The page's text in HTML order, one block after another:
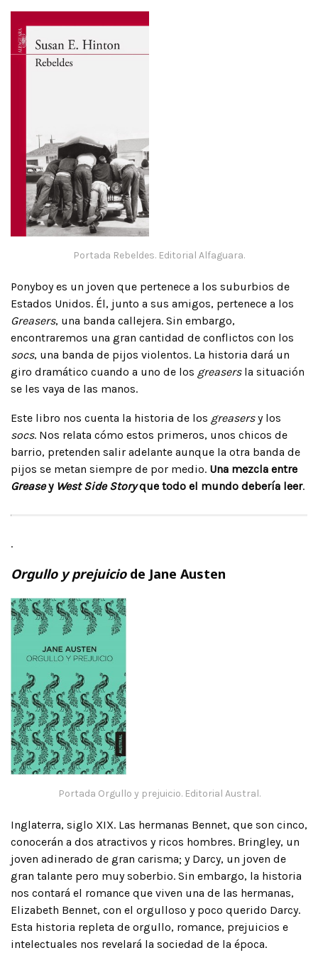
Portada Rebeldes. Editorial Alfaguara.
Ponyboy es un joven que pertenece a los suburbios de
Estados Unidos. Él, junto a sus amigos, pertenece a los
Greasers, una banda callejera. Sin embargo,
encontraremos una gran cantidad de conflictos con los
socs, una banda de pijos violentos. La historia dará un
giro dramático cuando a uno de los greasersla situación
se les vaya de las manos.
Este libro nos cuenta la historia de los greasersy los
socs. Nos relata cómo estos primeros, unos chicos de
barrio, pretenden salir adelante aunque la otra banda de
pijos se metan siempre de por medio. Una mezcla entre
Greasey West Side Storyque todo el mundo debería leer.
.
Orgullo y prejuiciode Jane Austen
Portada Orgullo y prejuicio. Editorial Austral.
Inglaterra, siglo XIX. Las hermanas Bennet, que son cinco,
conocerán a dos atractivos y ricos hombres. Bringley, un
joven adinerado de gran carisma; y Darcy, un joven de
gran talante pero muy soberbio. Sin embargo, la historia
nos contará el romance que viven una de las hermanas,
Elizabeth Bennet, con el orgulloso y poco querido Darcy.
Esta historia repleta de orgullo, romance, prejuicios e
intelectuales nos revelará la sociedad de la época.